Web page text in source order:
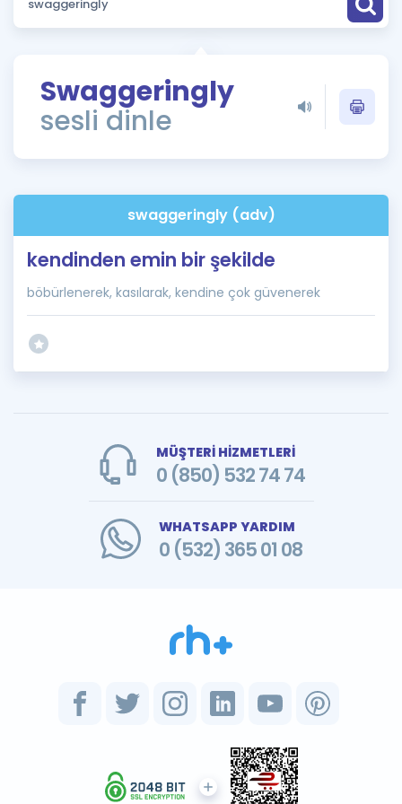
Puan Hesaplama
ÖSYM Sınav Takvimi
Kampanyalar
İngilizce Gramer
Swaggeringly
sesli dinle
swaggeringly (adv)
kendinden emin bir şekilde
böbürlenerek, kasılarak, kendine çok güvenerek
MÜŞTERİ HİZMETLERİ
0 (850) 532 74 74
WHATSAPP YARDIM
0 (532) 365 01 08